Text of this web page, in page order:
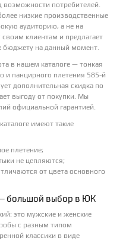
потребителей.
низкие производственные
аудиторию, а не на
клиентам и предлагает
бюджету на данный момент.
в нашем каталоге — тонкая
и панцирного плетения 585-й
дополнительная скидка по
выгоду от покупки. Мы
официальной гарантией.
имеют такие
плетение;
не цепляются;
от цвета основного
— большой выбор в ЮК
это мужские и женские
с разным типом
классики в виде